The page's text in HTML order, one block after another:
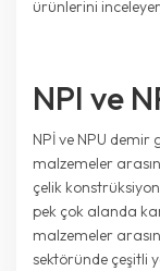
ürünlerini
NPI ve
NPİ ve NPU
malzemeler
çelik
pek çok alanda
malzemeler
sektöründe çeşitli